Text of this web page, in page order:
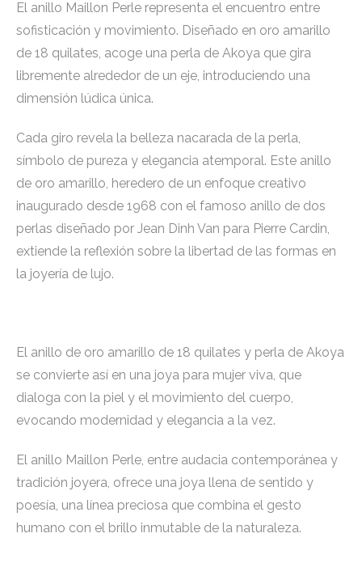
El anillo Maillon Perle representa el encuentro entre
sofisticación y movimiento. Diseñado en oro amarillo
de 18 quilates, acoge una perla de Akoya que gira
libremente alrededor de un eje, introduciendo una
dimensión lúdica única.
Cada giro revela la belleza nacarada de la perla,
símbolo de pureza y elegancia atemporal. Este anillo
de oro amarillo, heredero de un enfoque creativo
inaugurado desde 1968 con el famoso anillo de dos
perlas diseñado por Jean Dinh Van para Pierre Cardin,
extiende la reflexión sobre la libertad de las formas en
la joyería de lujo.
El anillo de oro amarillo de 18 quilates y perla de Akoya
se convierte así en una joya para mujer viva, que
dialoga con la piel y el movimiento del cuerpo,
evocando modernidad y elegancia a la vez.
El anillo Maillon Perle, entre audacia contemporánea y
tradición joyera, ofrece una joya llena de sentido y
poesía, una línea preciosa que combina el gesto
humano con el brillo inmutable de la naturaleza.